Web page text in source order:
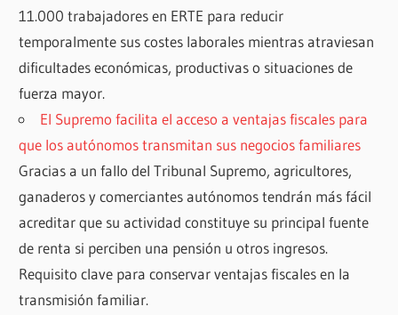
11.000 trabajadores en ERTE para reducir
temporalmente sus costes laborales mientras atraviesan
dificultades económicas, productivas o situaciones de
fuerza mayor.
El Supremo facilita el acceso a ventajas fiscales para
que los autónomos transmitan sus negocios familiares
Gracias a un fallo del Tribunal Supremo, agricultores,
ganaderos y comerciantes autónomos tendrán más fácil
acreditar que su actividad constituye su principal fuente
de renta si perciben una pensión u otros ingresos.
Requisito clave para conservar ventajas fiscales en la
transmisión familiar.